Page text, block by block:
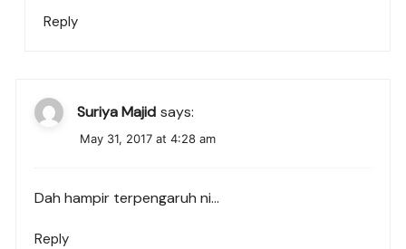
Reply
Suriya Majid says:
May 31, 2017 at 4:28 am
Dah hampir terpengaruh ni…
Reply